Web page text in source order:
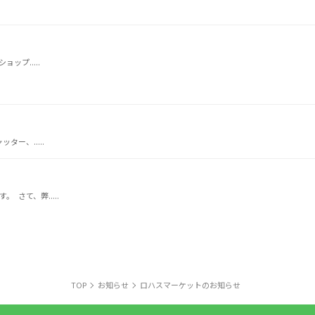
ョップ.....
ター、.....
。 さて、弊.....
TOP お知らせ ロハスマーケットのお知らせ